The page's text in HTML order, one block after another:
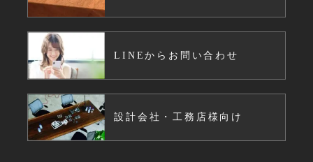
LINEからお問い合わせ
設計会社・工務店様向け